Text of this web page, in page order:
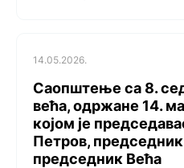
14.05.2026.
Саопштење са 8.
већа, одржанe 14.
којoм је
Петров, председник
председник Већа